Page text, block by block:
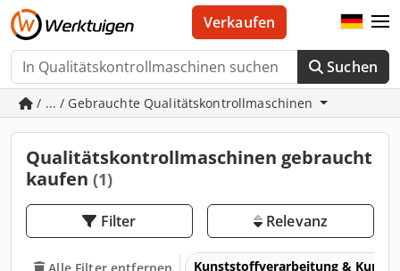
Suchen
Verkaufen
/ ... / Gebrauchte Qualitätskontrollmaschinen
Qualitätskontrollmaschinen gebraucht
kaufen (1)
Filter Relevanz
Kunststoffverarbeitung &